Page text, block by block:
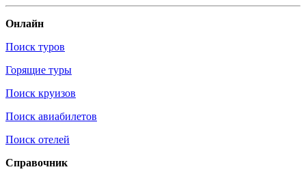
Онлайн
Поиск туров
Горящие туры
Поиск круизов
Поиск авиабилетов
Поиск отелей
Справочник